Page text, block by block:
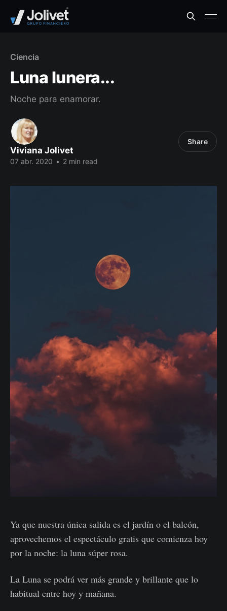
Ciencia
Luna lunera...
Noche para enamorar.
Viviana Jolivet
07 abr. 2020 • 2 min read
Share
Ya que nuestra única salida es el jardín o el balcón,
aprovechemos el espectáculo gratis que comienza hoy
por la noche: la luna súper rosa.
La Luna se podrá ver más grande y brillante que lo
habitual entre hoy y mañana.